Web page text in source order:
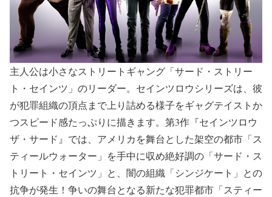
主人公は小さなストリートギャング「サード・ストリー
ト・セインツ」のリーダー。セインツロウシリーズは、彼
が犯罪組織の頂点まで上り詰める様子をギャグテイストか
つスピード感たっぷりに描きます。第3作『セインツロウ
ザ・サード』では、アメリカを舞台とした架空の都市「ス
ティールウォーター」を手中に収め絶好調の「サード・ス
トリート・セインツ」と、闇の組織「シンジケート」との
抗争が発生！争いの舞台となる新たな犯罪都市「スティー